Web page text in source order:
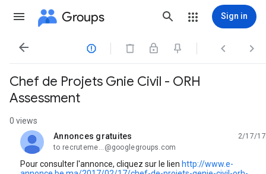
Groups Sign in
   
Chef de Projets Gnie Civil - ORH
Assessment
0 views
Annonces gratuites
unread,
2/17/17
to recruteme...@googlegroups.com
Pour consulter l'annonce, cliquez sur le lien http://www.e-